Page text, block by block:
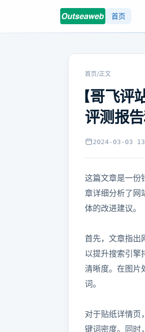
首页
首页/正文
【哥飞
评测报
2024-03-03
这篇文章是一份
章详细分析了网
体的改进建议。
首先，文章指出
以提升搜索引擎
清晰度。在图片
词。
对于贴纸详情页
键词密度。同时